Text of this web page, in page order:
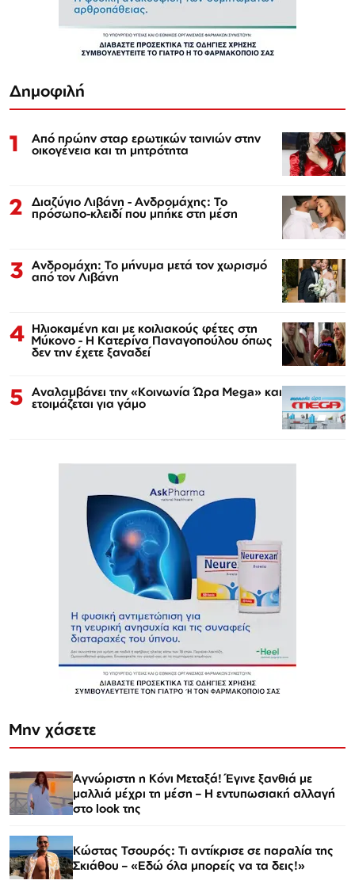
Δημοφιλή
1 Από πρώην σταρ ερωτικών ταινιών στην
οικογένεια και τη μητρότητα
2 Διαζύγιο Λιβάνη - Ανδρομάχης: Το
πρόσωπο-κλειδί που μπήκε στη μέση
3 Ανδρομάχη: Το μήνυμα μετά τον χωρισμό
από τον Λιβάνη
4 Ηλιοκαμένη και με κοιλιακούς φέτες στη
Μύκονο - Η Κατερίνα Παναγοπούλου όπως
δεν την έχετε ξαναδεί
5 Αναλαμβάνει την «Κοινωνία Ώρα Mega» και
ετοιμάζεται για γάμο
Μην χάσετε
Αγνώριστη η Κόνι Μεταξά! Έγινε ξανθιά με
μαλλιά μέχρι τη μέση – Η εντυπωσιακή αλλαγή
στο look της
Κώστας Τσουρός: Τι αντίκρισε σε παραλία της
Σκιάθου – «Εδώ όλα μπορείς να τα δεις!»